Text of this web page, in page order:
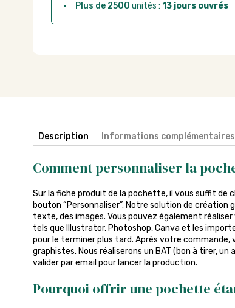
Plus de 2500 unités : 13 jours ouvrés
Description Informations complémentaires
Comment personnaliser la
Sur la fiche produit de la pochette, il vous suffit de
bouton “Personnaliser”. Notre solution de création
texte, des images. Vous pouvez également
tels que Illustrator, Photoshop, Canva et les
pour le terminer plus tard. Après votre commande,
graphistes. Nous réaliserons un BAT (bon à tirer,
valider par email pour lancer la production.
Pourquoi offrir une pochette